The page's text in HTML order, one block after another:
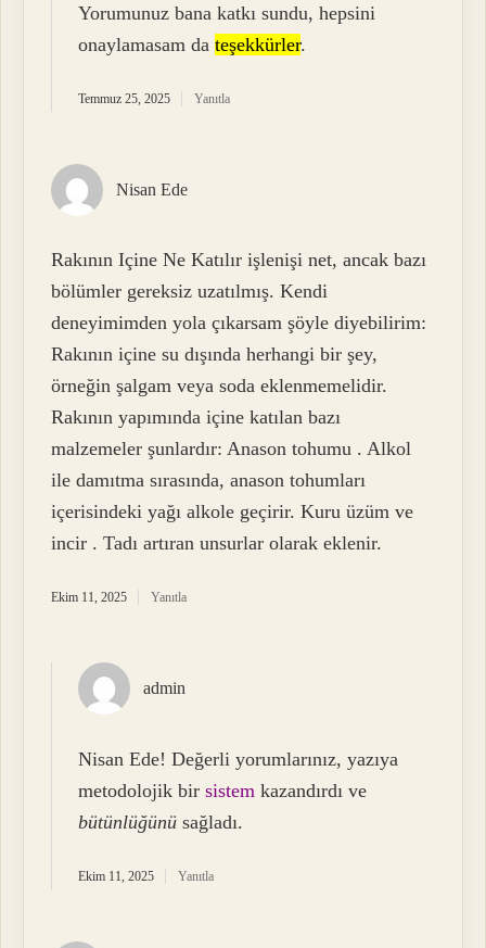
Yorumunuz bana katkı sundu, hepsini
onaylamasam dateşekkürler.
Temmuz 25, 2025 Yanıtla
Nisan Ede
Rakının Içine Ne Katılır işlenişi net, ancak bazı
bölümler gereksiz uzatılmış. Kendi
deneyimimden yola çıkarsam şöyle diyebilirim:
Rakının içine su dışında herhangi bir şey,
örneğin şalgam veya soda eklenmemelidir.
Rakının yapımında içine katılan bazı
malzemeler şunlardır: Anason tohumu . Alkol
ile damıtma sırasında, anason tohumları
içerisindeki yağı alkole geçirir. Kuru üzüm ve
incir . Tadı artıran unsurlar olarak eklenir.
Ekim 11, 2025 Yanıtla
admin
Nisan Ede! Değerli yorumlarınız, yazıya
metodolojik birsistem kazandırdı ve
bütünlüğünü sağladı.
Ekim 11, 2025 Yanıtla